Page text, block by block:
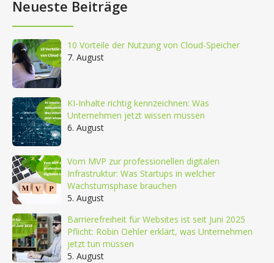
Neueste Beiträge
10 Vorteile der Nutzung von Cloud-Speicher
7. August
KI-Inhalte richtig kennzeichnen: Was
Unternehmen jetzt wissen müssen
6. August
Vom MVP zur professionellen digitalen
Infrastruktur: Was Startups in welcher
Wachstumsphase brauchen
5. August
Barrierefreiheit für Websites ist seit Juni 2025
Pflicht: Robin Oehler erklärt, was Unternehmen
jetzt tun müssen
5. August